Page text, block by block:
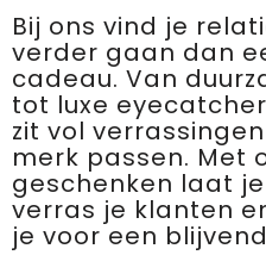
Bij ons vind je
verder gaan dan
cadeau. Van
tot luxe
zit vol
merk passen. Met
geschenken laat
verras je klanten
je voor een